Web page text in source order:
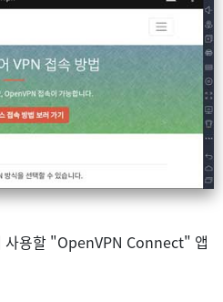
사용할 "OpenVPN Connect" 앱